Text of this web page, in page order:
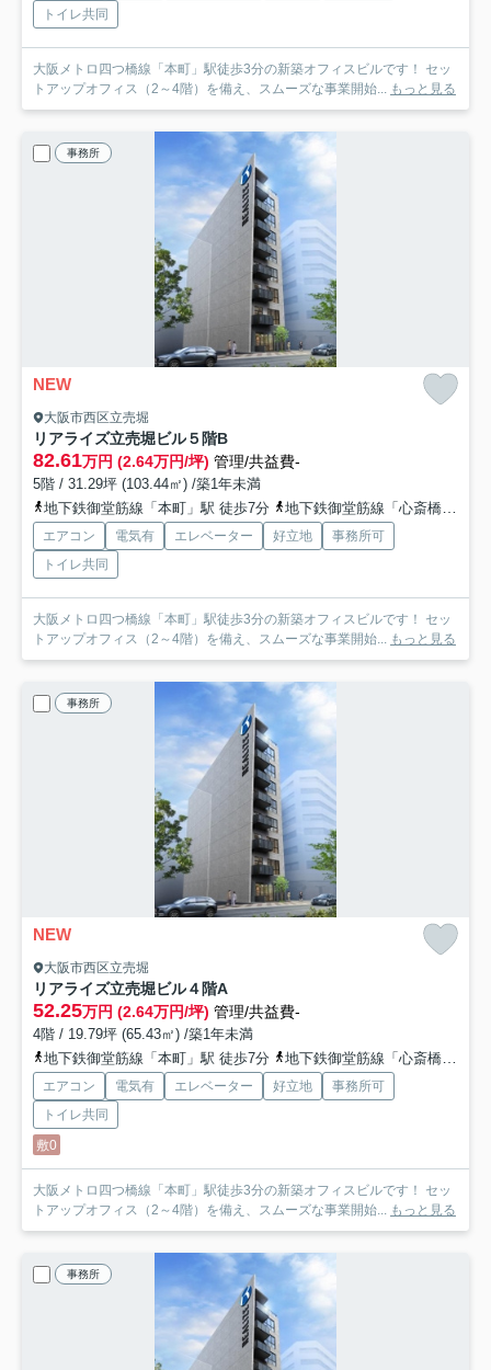
トイレ共同
大阪メトロ四つ橋線「本町」駅徒歩3分の新築オフィスビルです！ セッ
トアップオフィス（2～4階）を備え、スムーズな事業開始... もっと見る
事務所
NEW
大阪市西区立売堀
リアライズ立売堀ビル５階B
82.61万円 (2.64万円/坪) 管理/共益費-
5階 / 31.29坪 (103.44㎡) /築1年未満
地下鉄御堂筋線「本町」駅 徒歩7分
地下鉄御堂筋線「心斎橋」駅 徒歩11分
エアコン 電気有 エレベーター 好立地
事務所可
トイレ共同
大阪メトロ四つ橋線「本町」駅徒歩3分の新築オフィスビルです！ セッ
トアップオフィス（2～4階）を備え、スムーズな事業開始... もっと見る
事務所
NEW
大阪市西区立売堀
リアライズ立売堀ビル４階A
52.25万円 (2.64万円/坪) 管理/共益費-
4階 / 19.79坪 (65.43㎡) /築1年未満
地下鉄御堂筋線「本町」駅 徒歩7分
地下鉄御堂筋線「心斎橋」駅 徒歩11分
エアコン 電気有 エレベーター 好立地
事務所可
トイレ共同
敷0
大阪メトロ四つ橋線「本町」駅徒歩3分の新築オフィスビルです！ セッ
トアップオフィス（2～4階）を備え、スムーズな事業開始... もっと見る
事務所